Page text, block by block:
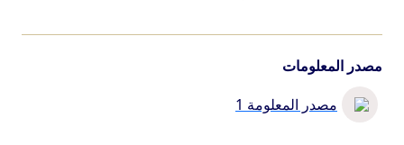
مصدر المعلومات
مصدر المعلومة 1